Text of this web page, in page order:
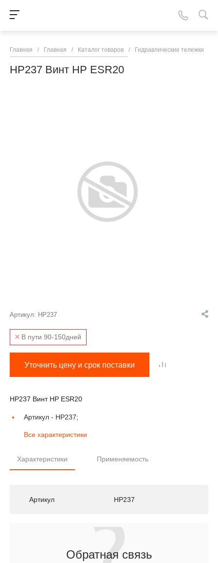
Главная / Главная / Каталог товаров / Гидравлические тележки
HP237 Винт HP ESR20
Артикул: HP237
В пути 90-150дней
Уточнить цену и срок поставки
HP237 Винт HP ESR20
Артикул - HP237;
Все характеристики
Характеристики Применяемость
Артикул HP237
Обратная связь